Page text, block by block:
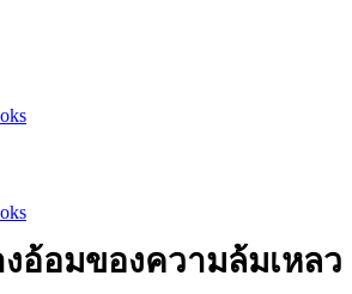
อ้อมของความล้มเหลว